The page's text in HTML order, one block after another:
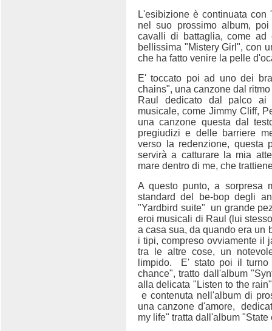
L'esibizione è continuata
nel suo prossimo album,
cavalli di battaglia, come
bellissima "Mistery Girl", con
che ha fatto venire la pelle
E' toccato poi ad uno dei
chains", una canzone dal
Raul dedicato dal palco ai
musicale, come Jimmy Cliff,
una canzone questa dal
pregiudizi e delle barriere
verso la redenzione, questa
servirà a catturare la mia
mare dentro di me, che
A questo punto, a sorpresa
standard del be-bop degli
"Yardbird suite"
un grande
eroi musicali di Raul (lui
a casa sua, da quando era un
i tipi, compreso ovviamente il
tra le altre cose, un
limpido.
E' stato poi il turno
chance", tratto dall'album
alla delicata "Listen to the
e contenuta nell'album di
una canzone d'amore,
my life" tratta dall'album "State